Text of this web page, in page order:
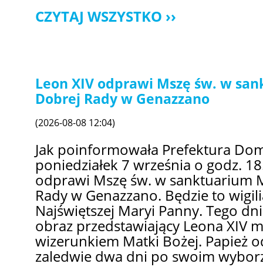
CZYTAJ WSZYSTKO
Leon XIV odprawi Mszę św. w
Dobrej Rady w Genazzano
(2026-08-08 12:04)
Jak poinformowała Prefektura
poniedziałek 7 września o godz.
odprawi Mszę św. w sanktuarium
Rady w Genazzano. Będzie to
Najświętszej Maryi Panny. Tego
obraz przedstawiający Leona XIV
wizerunkiem Matki Bożej. Papież
zaledwie dwa dni po swoim